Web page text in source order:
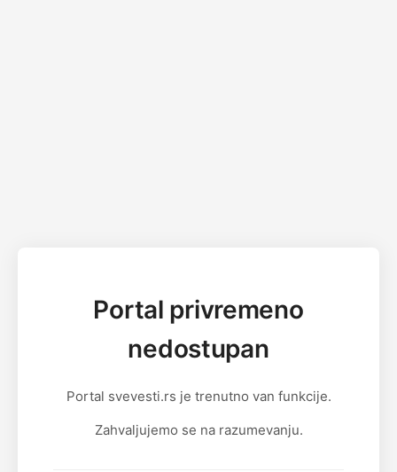
Portal privremeno
nedostupan
Portal svevesti.rs je trenutno van funkcije.
Zahvaljujemo se na razumevanju.